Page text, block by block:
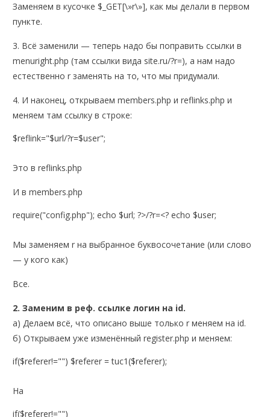
Заменяем в кусочкe $_GET[\»r\»], как мы делали в первом
пункте.
3. Всё заменили — теперь надо бы поправить ссылки в
menuright.php (там ссылки вида site.ru/?r=), а нам надо
естественно r заменять на то, что мы придумали.
4. И наконец, открываем members.php и reflinks.php и
меняем там ссылку в строке:
$reflink="$url/?r=$user";
Это в reflinks.php
И в members.php
require("config.php"); echo $url; ?>/?r=<? echo $user;
Мы заменяем r на выбранное буквосочетание (или слово
— у кого как)
Все.
2. Заменим в реф. ссылке логин на id.
а) Делаем всё, что описано выше только r меняем на id.
б) Открываем уже изменённый register.php и меняем:
if($referer!="") $referer = tuc1($referer);
На
if($referer!="")